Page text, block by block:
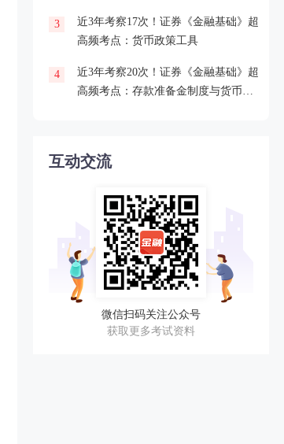
3
近3年考察17次！证券《金融基础》超
高频考点：货币政策工具
4
近3年考察20次！证券《金融基础》超
高频考点：存款准备金制度与货币乘
互动交流
微信扫码关注公众号
获取更多考试资料